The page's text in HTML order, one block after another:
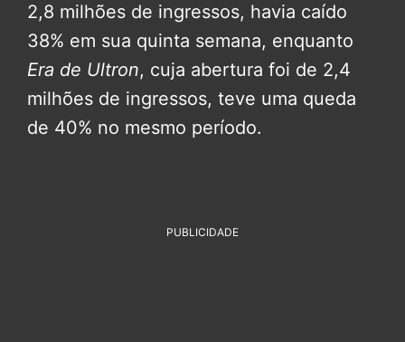
2,8 milhões de ingressos, havia caído
38% em sua quinta semana, enquanto
Era de Ultron, cuja abertura foi de 2,4
milhões de ingressos, teve uma queda
de 40% no mesmo período.
PUBLICIDADE